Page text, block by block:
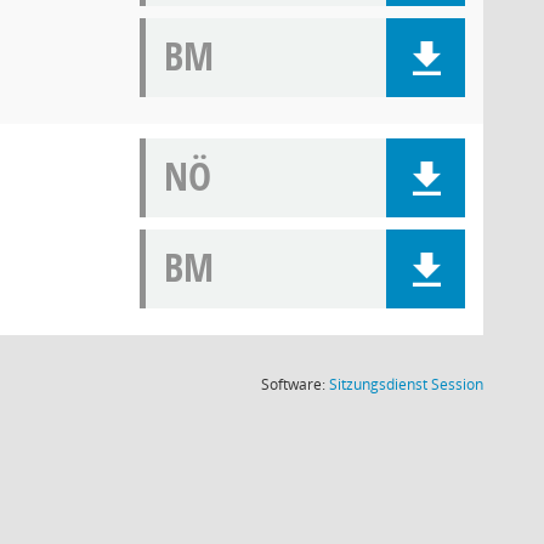
BM
NÖ
BM
Software:SitzungsdienstSession(Wird in